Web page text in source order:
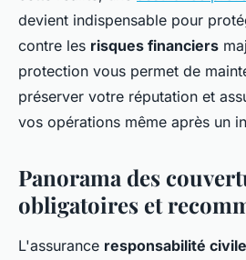
devient indispensable pour
contre les risques financiers
protection vous permet de
préserver votre réputation et
vos opérations même après un
Panorama des
obligatoires et
L'assurance responsabilité